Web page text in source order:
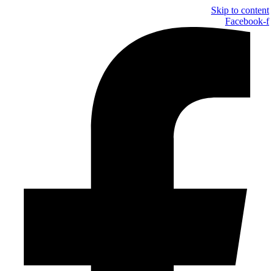
Skip to content
Facebook-f